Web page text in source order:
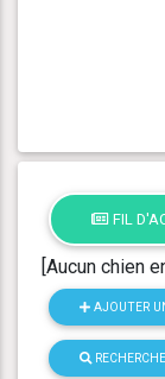
FIL
[Aucun chien
AJOUTER